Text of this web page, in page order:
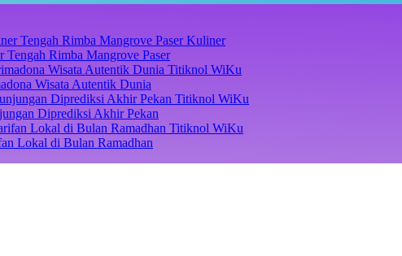
Kuliner
Rimba Mangrove Paser
Titiknol WiKu
Wisata Autentik Dunia
Titiknol WiKu
Diprediksi Akhir Pekan
Titiknol WiKu
Lokal di Bulan Ramadhan